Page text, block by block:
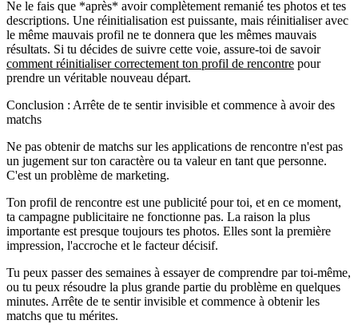
Ne le fais que *après* avoir complètement remanié tes photos et tes
descriptions. Une réinitialisation est puissante, mais réinitialiser avec
le même mauvais profil ne te donnera que les mêmes mauvais
résultats. Si tu décides de suivre cette voie, assure-toi de savoir
comment réinitialiser correctement ton profil de rencontre pour
prendre un véritable nouveau départ.
Conclusion : Arrête de te sentir invisible et commence à avoir des
matchs
Ne pas obtenir de matchs sur les applications de rencontre n'est pas
un jugement sur ton caractère ou ta valeur en tant que personne.
C'est un problème de marketing.
Ton profil de rencontre est une publicité pour toi, et en ce moment,
ta campagne publicitaire ne fonctionne pas. La raison la plus
importante est presque toujours tes photos. Elles sont la première
impression, l'accroche et le facteur décisif.
Tu peux passer des semaines à essayer de comprendre par toi-même,
ou tu peux résoudre la plus grande partie du problème en quelques
minutes. Arrête de te sentir invisible et commence à obtenir les
matchs que tu mérites.